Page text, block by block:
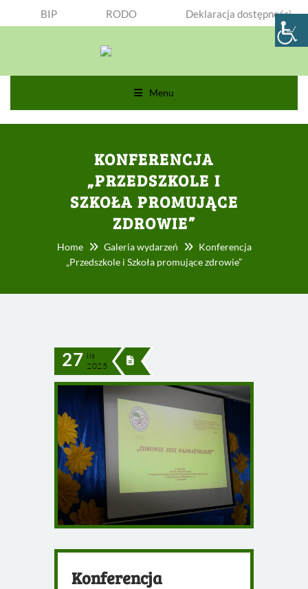
BIP RODO Deklaracja dostępności
Menu
KONFERENCJA
„PRZEDSZKOLE I
SZKOŁA PROMUJĄCE
ZDROWIE”
Home Galeria wydarzeń
Konferencja
„Przedszkole i Szkoła promujące zdrowie”
27 lis
2025
Konferencja